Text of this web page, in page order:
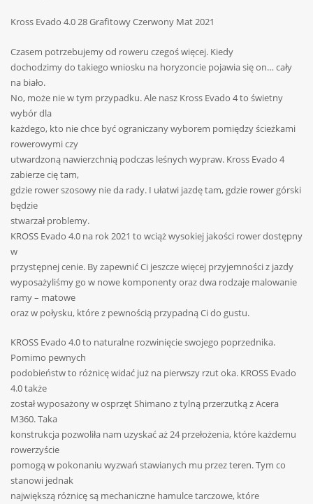
Kross Evado 4.0 28 Grafitowy Czerwony Mat 2021
Czasem potrzebujemy od roweru czegoś więcej. Kiedy
dochodzimy do takiego wniosku na horyzoncie pojawia się on… cały
na biało.
No, może nie w tym przypadku. Ale nasz Kross Evado 4 to świetny
wybór dla
każdego, kto nie chce być ograniczany wyborem pomiędzy ścieżkami
rowerowymi czy
utwardzoną nawierzchnią podczas leśnych wypraw. Kross Evado 4
zabierze cię tam,
gdzie rower szosowy nie da rady. I ułatwi jazdę tam, gdzie rower górski
będzie
stwarzał problemy.
KROSS Evado 4.0 na rok 2021 to wciąż wysokiej jakości rower dostępny
w
przystępnej cenie. By zapewnić Ci jeszcze więcej przyjemności z jazdy
wyposażyliśmy go w nowe komponenty oraz dwa rodzaje malowanie
ramy – matowe
oraz w połysku, które z pewnością przypadną Ci do gustu.
KROSS Evado 4.0 to naturalne rozwinięcie swojego poprzednika.
Pomimo pewnych
podobieństw to różnicę widać już na pierwszy rzut oka. KROSS Evado
4.0 także
został wyposażony w osprzęt Shimano z tylną przerzutką z Acera
M360. Taka
konstrukcja pozwoliła nam uzyskać aż 24 przełożenia, które każdemu
rowerzyście
pomogą w pokonaniu wyzwań stawianych mu przez teren. Tym co
stanowi jednak
największą różnicę są mechaniczne hamulce tarczowe, które